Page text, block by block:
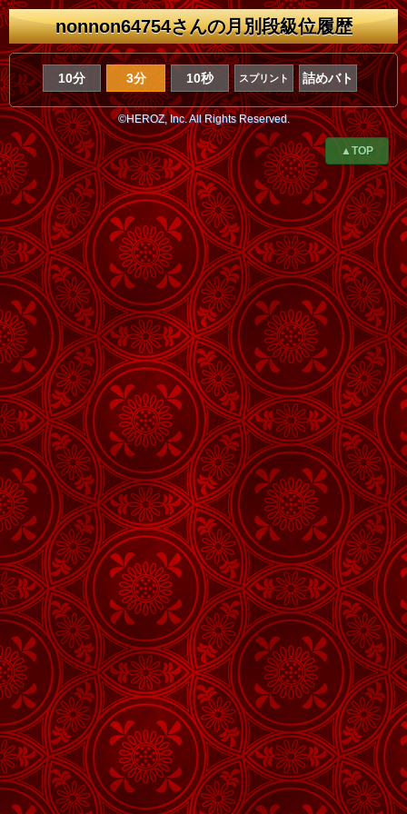
nonnon64754さんの月別段級位履歴
10分 3分 10秒 スプリント 詰めバト
©HEROZ, Inc. All Rights Reserved.
▲TOP